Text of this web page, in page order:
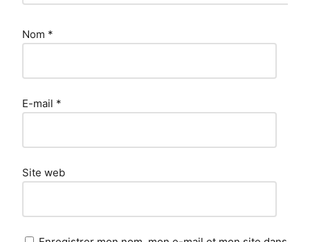
Nom *
E-mail *
Site web